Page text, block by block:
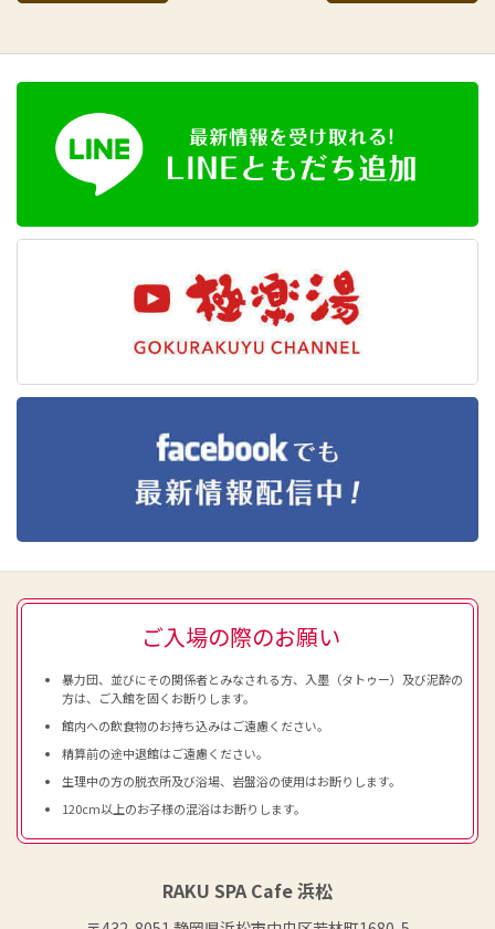
ご入場の際のお願い
暴力団、並びにその関係者とみなされる方、入墨（タトゥー）及び泥酔の
方は、ご入館を固くお断りします。
館内への飲食物のお持ち込みはご遠慮ください。
精算前の途中退館はご遠慮ください。
生理中の方の脱衣所及び浴場、岩盤浴の使用はお断りします。
120cm以上のお子様の混浴はお断りします。
RAKU SPA Cafe 浜松